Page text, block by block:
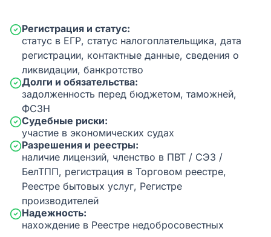
Регистрация и статус:
статус в ЕГР, статус налогоплательщика, дата
регистрации, контактные данные, сведения о
ликвидации, банкротство
Долги и обязательства:
задолженность перед бюджетом, таможней,
ФСЗН
Судебные риски:
участие в экономических судах
Разрешения и реестры:
наличие лицензий, членство в ПВТ / СЭЗ /
БелТПП, регистрация в Торговом реестре,
Реестре бытовых услуг, Регистре
производителей
Надежность:
нахождение в Реестре недобросовестных